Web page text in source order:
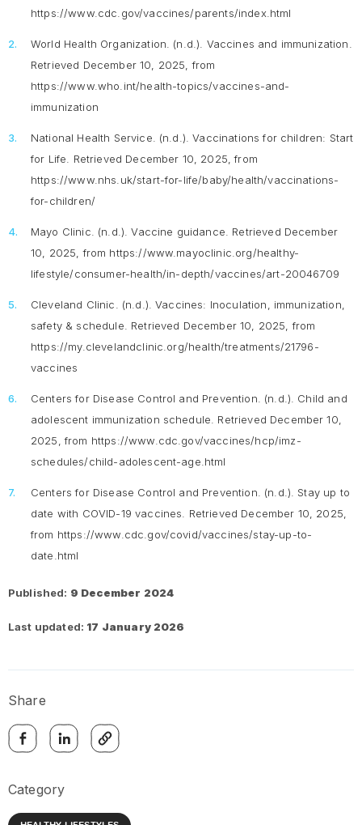
https://www.cdc.gov/vaccines/parents/index.html
World Health Organization. (n.d.). Vaccines and immunization.
Retrieved December 10, 2025, from
https://www.who.int/health-topics/vaccines-and-
immunization
National Health Service. (n.d.).Vaccinations for children: Start
for Life. Retrieved December 10, 2025, from
https://www.nhs.uk/start-for-life/baby/health/vaccinations-
for-children/
Mayo Clinic. (n.d.).Vaccine guidance. Retrieved December
10, 2025, from https://www.mayoclinic.org/healthy-
lifestyle/consumer-health/in-depth/vaccines/art-20046709
Cleveland Clinic. (n.d.).Vaccines: Inoculation, immunization,
safety & schedule. Retrieved December 10, 2025, from
https://my.clevelandclinic.org/health/treatments/21796-
vaccines
Centers for Disease Control and Prevention. (n.d.). Child and
adolescent immunization schedule. Retrieved December 10,
2025, from https://www.cdc.gov/vaccines/hcp/imz-
schedules/child-adolescent-age.html
Centers for Disease Control and Prevention. (n.d.). Stay up to
date with COVID-19 vaccines. Retrieved December 10, 2025,
from https://www.cdc.gov/covid/vaccines/stay-up-to-
date.html
Published: 9 December 2024
Last updated: 17 January 2026
Share
Category